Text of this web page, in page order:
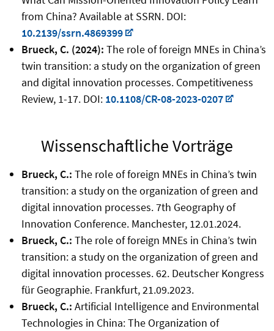
from China? Available at SSRN. DOI:
10.2139/ssrn.4869399
Brueck, C. (2024): The role of foreign MNEs in China’s
twin transition: a study on the organization of green
and digital innovation processes. Competitiveness
Review, 1-17. DOI: 10.1108/CR-08-2023-0207
Wissenschaftliche Vorträge
Brueck, C.: The role of foreign MNEs in China’s twin
transition: a study on the organization of green and
digital innovation processes. 7th Geography of
Innovation Conference. Manchester, 12.01.2024.
Brueck, C.: The role of foreign MNEs in China’s twin
transition: a study on the organization of green and
digital innovation processes. 62. Deutscher Kongress
für Geographie. Frankfurt, 21.09.2023.
Brueck, C.: Artificial Intelligence and Environmental
Technologies in China: The Organization of